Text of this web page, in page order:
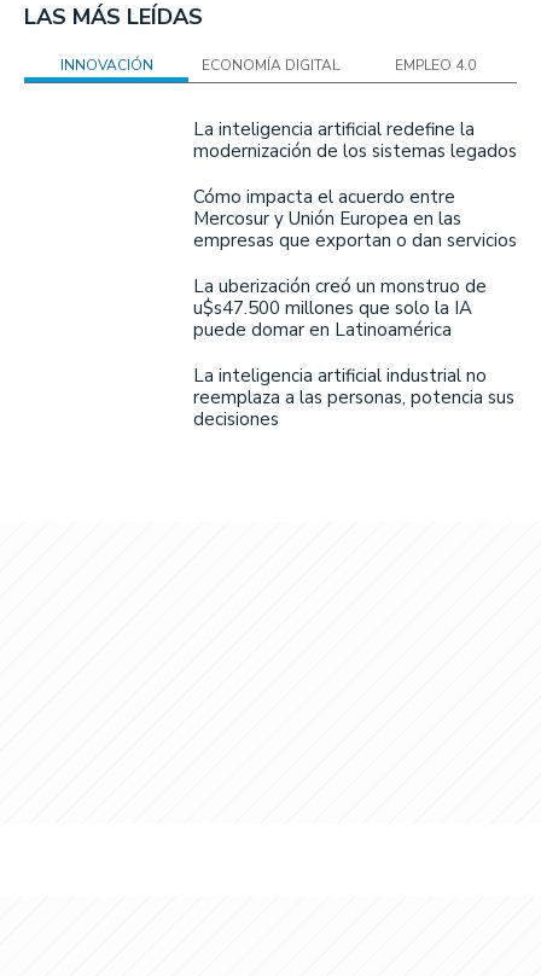
LAS MÁS LEÍDAS
INNOVACIÓN ECONOMÍA DIGITAL EMPLEO 4.0
La inteligencia artificial redefine la
modernización de los sistemas legados
Cómo impacta el acuerdo entre
Mercosur y Unión Europea en las
empresas que exportan o dan servicios
La uberización creó un monstruo de
u$s47.500 millones que solo la IA
puede domar en Latinoamérica
La inteligencia artificial industrial no
reemplaza a las personas, potencia sus
decisiones